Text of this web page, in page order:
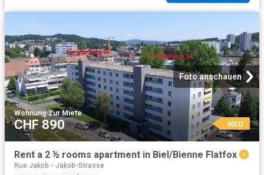
Foto anschauen
Wohnung·Zur Miete
CHF 890 NEU
Rent a 2 ½ rooms apartment in Biel/Bienne Flatfox
Rue Jakob - Jakob-Strasse